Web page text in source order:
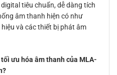
tiêu chuẩn, dễ dàng tích
âm thanh hiện có như
hiệu và các thiết bị phát âm
ưu hóa âm thanh của MLA-